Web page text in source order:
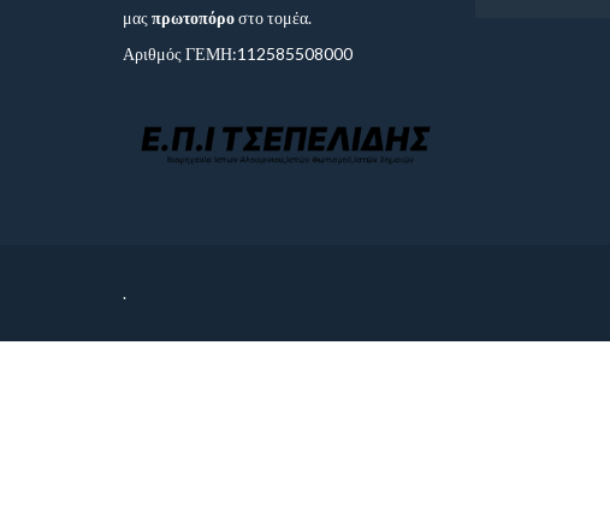
μας πρωτοπόροστο τομέα.
Αριθμός ΓΕΜΗ:112585508000
.